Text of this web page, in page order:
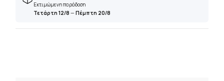
Εκτιμώμενη παράδοση
Τετάρτη 12/8 —Πέμπτη 20/8